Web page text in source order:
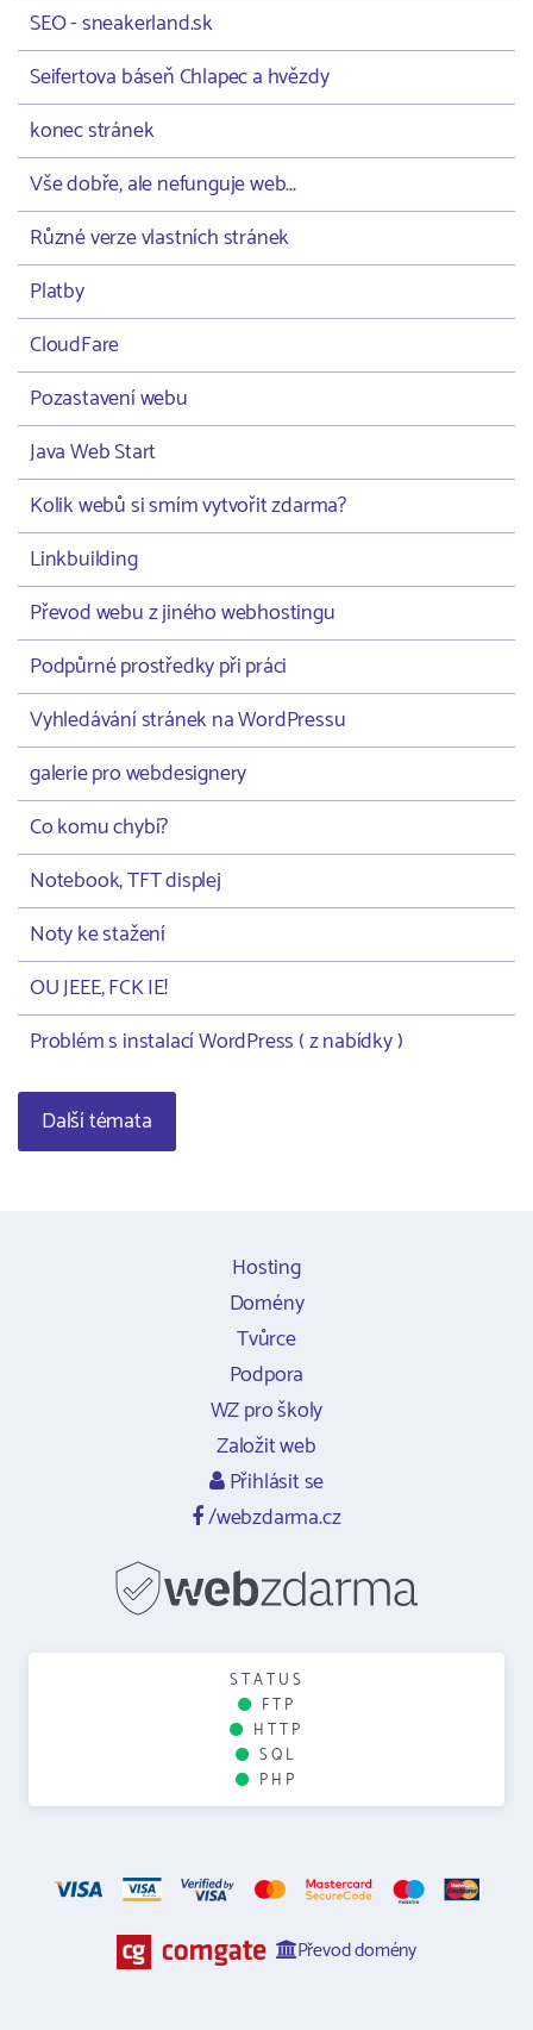
SEO - sneakerland.sk
Seifertova báseň Chlapec a hvězdy
konec stránek
Vše dobře, ale nefunguje web...
Různé verze vlastních stránek
Platby
CloudFare
Pozastavení webu
Java Web Start
Kolik webů si smím vytvořit zdarma?
Linkbuilding
Převod webu z jiného webhostingu
Podpůrné prostředky při práci
Vyhledávání stránek na WordPressu
galerie pro webdesignery
Co komu chybí?
Notebook, TFT displej
Noty ke stažení
OU JEEE, FCK IE!
Problém s instalací WordPress ( z nabídky )
Další témata
Hosting
Domény
Tvůrce
Podpora
WZ pro školy
Založit web
Přihlásit se
/webzdarma.cz
STATUS
FTP
HTTP
SQL
PHP
Převod domény